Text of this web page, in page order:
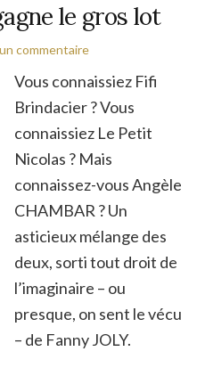
le gros lot
commentaire
Vous connaissiez Fifi
Brindacier ? Vous
connaissiez Le Petit
Nicolas ? Mais
connaissez-vous Angèle
CHAMBAR ? Un
asticieux mélange des
deux, sorti tout droit de
l’imaginaire – ou
presque, on sent le vécu
– de Fanny JOLY.